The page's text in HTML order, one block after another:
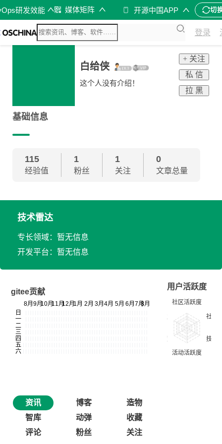
研发效能 媒体矩阵 开源中国APP 切
登录
白给侠
这个人没有介绍！
+ 关注
私 信
拉 黑
基础信息
115
经验值
1
粉丝
1
关注
0
文章总量
技术雷达
专长领域：暂无信息
开发平台：暂无信息
gitee贡献
用户活跃度
资讯 博客
造物
智库
动弹
收藏
评论
粉丝 关注